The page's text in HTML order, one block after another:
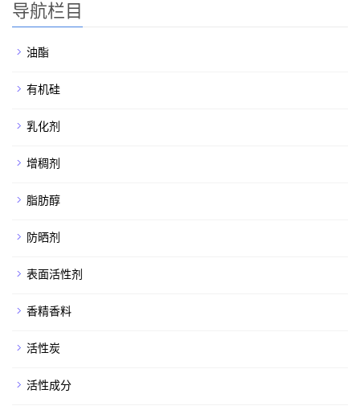
导航栏目
油酯
有机硅
乳化剂
增稠剂
脂肪醇
防晒剂
表面活性剂
香精香料
活性炭
活性成分